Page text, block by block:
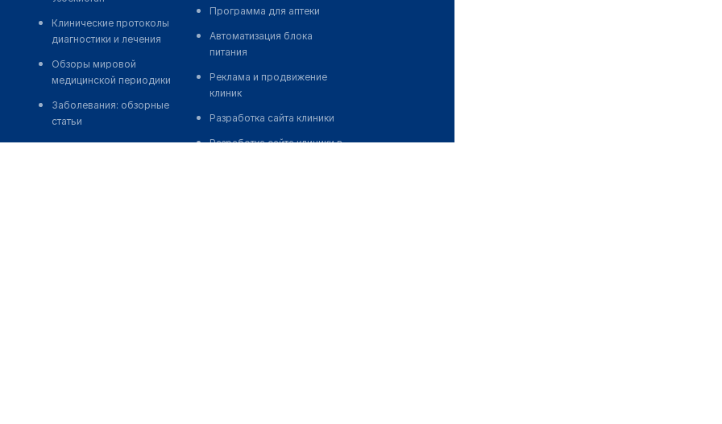
Клинические протоколы
диагностики и лечения
Обзоры мировой
медицинской периодики
Заболевания: обзорные
статьи
Новости здравоохранения
Программа для аптеки
Автоматизация блока
питания
Реклама и продвижение
клиник
Разработка сайта клиники
Разработка сайта клиники в